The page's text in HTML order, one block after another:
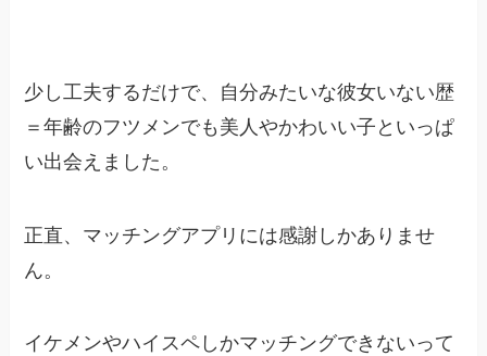
少し工夫するだけで、自分みたいな彼女いない歴
＝年齢のフツメンでも美人やかわいい子といっぱ
い出会えました。
正直、マッチングアプリには感謝しかありませ
ん。
イケメンやハイスペしかマッチングできないって